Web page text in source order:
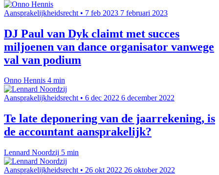
Aansprakelijkheidsrecht • 7 feb 2023 7 februari 2023
DJ Paul van Dyk claimt met succes
miljoenen van dance organisator vanwege
val van podium
Onno Hennis 4 min
Aansprakelijkheidsrecht • 6 dec 2022 6 december 2022
Te late deponering van de jaarrekening, is
de accountant aansprakelijk?
Lennard Noordzij 5 min
Aansprakelijkheidsrecht • 26 okt 2022 26 oktober 2022